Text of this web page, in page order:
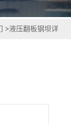
>液压翻板钢坝详